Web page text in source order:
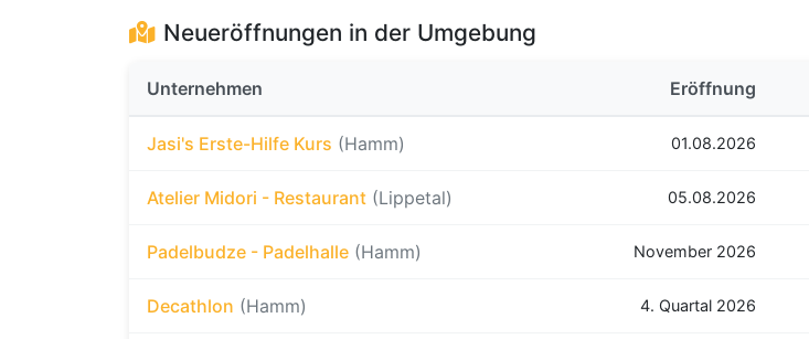
Neueröffnungen in der Umgebung
Unternehmen Eröffnung
Jasi's Erste-Hilfe Kurs (Hamm) 01.08.2026
Atelier Midori - Restaurant (Lippetal) 05.08.2026
Padelbudze - Padelhalle (Hamm) November 2026
Decathlon (Hamm) 4. Quartal 2026